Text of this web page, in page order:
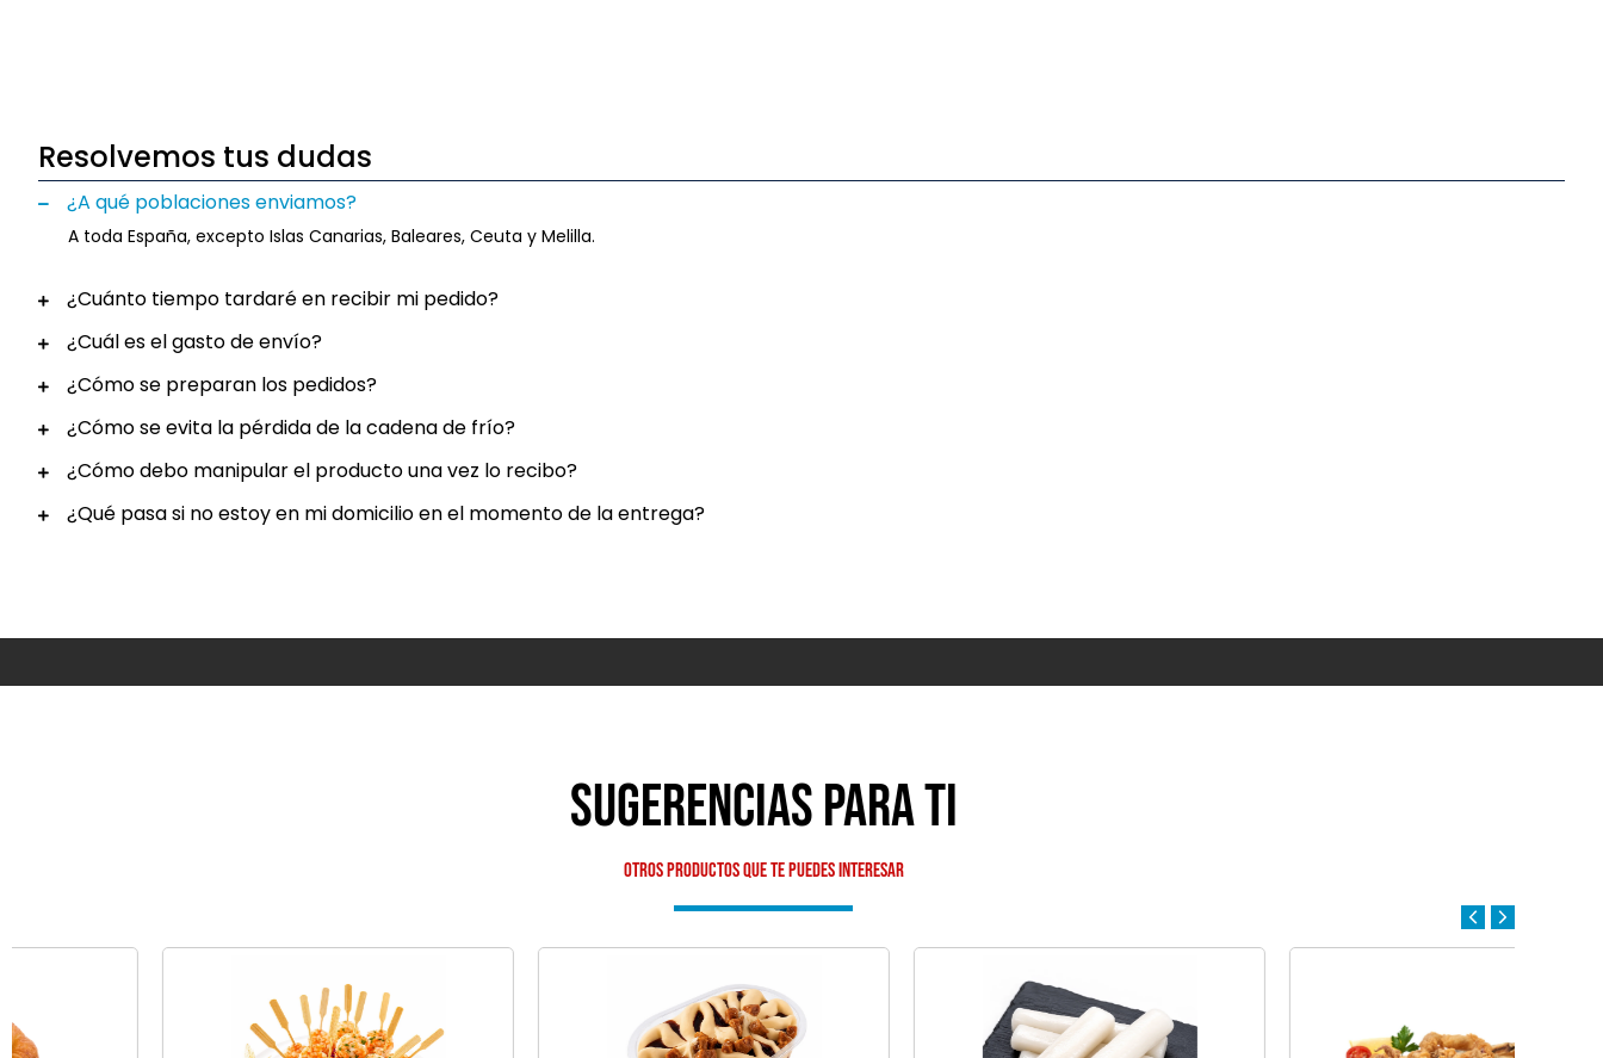
Resolvemos tus dudas
¿A qué poblaciones enviamos?
A toda España, excepto Islas Canarias, Baleares, Ceuta y Melilla.
¿Cuánto tiempo tardaré en recibir mi pedido?
¿Cuál es el gasto de envío?
¿Cómo se preparan los pedidos?
¿Cómo se evita la pérdida de la cadena de frío?
¿Cómo debo manipular el producto una vez lo recibo?
¿Qué pasa si no estoy en mi domicilio en el momento de la entrega?
Sugerencias para ti
Otros productos que te puedes interesar